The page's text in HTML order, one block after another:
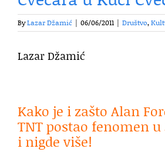
ByLazar Džamić 06/06/2011 Društvo,
Lazar Džamić
Kako je i zašto Alan
TNT postao fenomen
i nigde više!